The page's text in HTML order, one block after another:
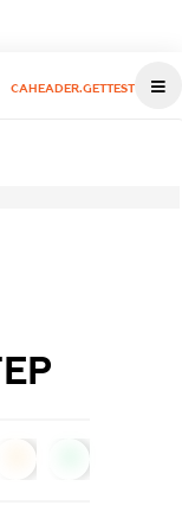
CAHEADER.GETTEST